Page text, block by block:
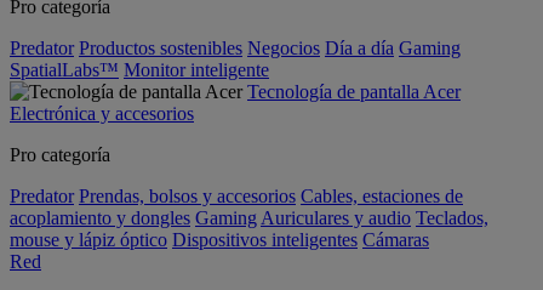
Pro categoría
Predator Productos sostenibles Negocios Día a día Gaming
SpatialLabs™ Monitor inteligente
Tecnología de pantalla Acer
Electrónica y accesorios
Pro categoría
Predator Prendas, bolsos y accesorios Cables, estaciones de
acoplamiento y dongles Gaming Auriculares y audio Teclados,
mouse y lápiz óptico Dispositivos inteligentes Cámaras
Red